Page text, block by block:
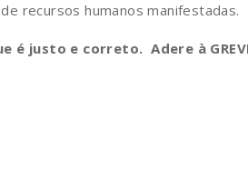
recursos humanos manifestadas.
é justo e correto. Adere à